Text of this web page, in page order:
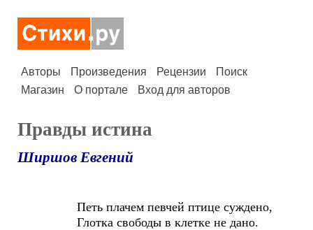
Авторы Произведения Рецензии
Поиск
Магазин
О портале Вход для авторов
Правды истина
Ширшов Евгений
Петь плачем певчей птице суждено,
Глотка свободы в клетке не дано.